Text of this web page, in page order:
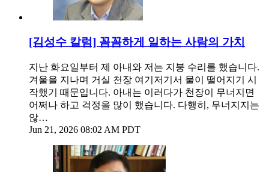
[김성수 칼럼] 꼼꼼하게 일하는 사람의 가치
지난 화요일부터 제 아내와 저는 지붕 수리를 했습니다.
겨울을 지나며 거실 천장 여기저기서 물이 떨어지기 시
작했기 때문입니다. 아내는 이러다가 천장이 무너지면
어쩌나 하고 걱정을 많이 했습니다. 다행히, 무너지지는
않…
Jun 21, 2026 08:02 AM PDT